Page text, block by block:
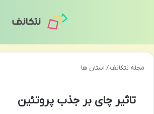
مجله نتکانف/ استان ها
تاثیر چای بر جذب پروتئین